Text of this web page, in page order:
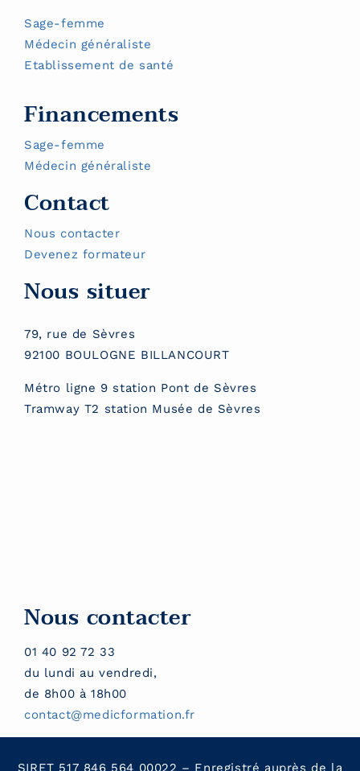
Sage-femme
Médecin généraliste
Etablissement de santé
Financements
Sage-femme
Médecin généraliste
Contact
Nous contacter
Devenez formateur
Nous situer
79, rue de Sèvres
92100 BOULOGNE BILLANCOURT
Métro ligne 9 station Pont de Sèvres
Tramway T2 station Musée de Sèvres
Nous contacter
01 40 92 72 33
du lundi au vendredi,
de 8h00 à 18h00
contact@medicformation.fr
SIRET 517 846 564 00022 – Enregistré auprès de la